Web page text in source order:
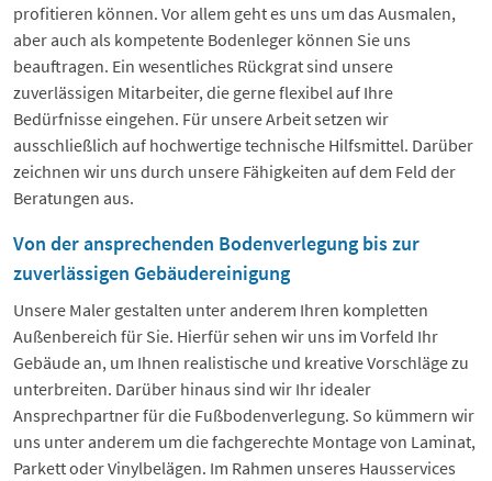
profitieren können. Vor allem geht es uns um das Ausmalen,
aber auch als kompetente Bodenleger können Sie uns
beauftragen. Ein wesentliches Rückgrat sind unsere
zuverlässigen Mitarbeiter, die gerne flexibel auf Ihre
Bedürfnisse eingehen. Für unsere Arbeit setzen wir
ausschließlich auf hochwertige technische Hilfsmittel. Darüber
zeichnen wir uns durch unsere Fähigkeiten auf dem Feld der
Beratungen aus.
Von der ansprechenden Bodenverlegung bis zur
zuverlässigen Gebäudereinigung
Unsere Maler gestalten unter anderem Ihren kompletten
Außenbereich für Sie. Hierfür sehen wir uns im Vorfeld Ihr
Gebäude an, um Ihnen realistische und kreative Vorschläge zu
unterbreiten. Darüber hinaus sind wir Ihr idealer
Ansprechpartner für die Fußbodenverlegung. So kümmern wir
uns unter anderem um die fachgerechte Montage von Laminat,
Parkett oder Vinylbelägen. Im Rahmen unseres Hausservices